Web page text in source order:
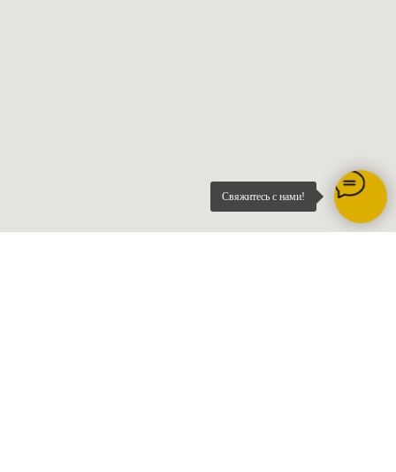
Свяжитесь с нами!